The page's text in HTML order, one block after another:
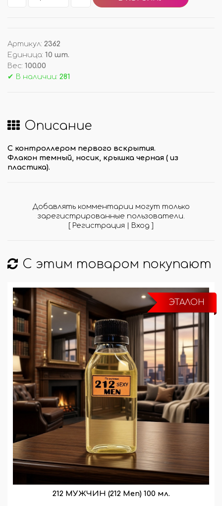
Артикул: 2362
Единица: 10 шт.
Вес: 100.00
✔ В наличии: 281
Описание
С контроллером первого вскрытия.
Флакон темный, носик, крышка черная ( из
пластика).
Добавлять комментарии могут только
зарегистрированные пользователи.
[ Регистрация | Вход ]
С этим товаром покупают
ЭТАЛОН
212 МУЖЧИН (212 Men) 100 мл.